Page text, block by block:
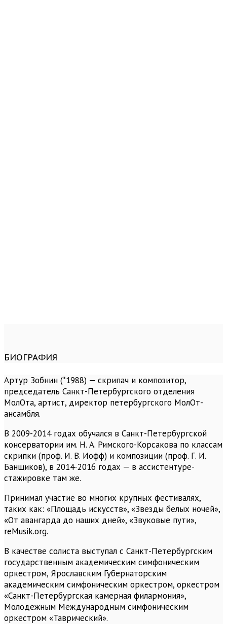
БИОГРАФИЯ
Артур Зобнин (*1988) — cкрипач и композитор,
председатель Санкт-Петербургского отделения
МолОта, артист, директор петербургского МолОт-
ансамбля.
В 2009-2014 годах обучался в Санкт-Петербургской
консерватории им. Н. А. Римского-Корсакова по классам
скрипки (проф. И. В. Иофф) и композиции (проф. Г. И.
Банщиков), в 2014-2016 годах — в ассистентуре-
стажировке там же.
Принимал участие во многих крупных фестивалях,
таких как: «Площадь искусств», «Звезды белых ночей»,
«От авангарда до наших дней», «Звуковые пути»,
reMusik.org.
В качестве солиста выступал с Санкт-Петербургским
государственным академическим симфоническим
оркестром, Ярославским Губернаторским
академическим симфоническим оркестром, оркестром
«Санкт-Петербургская камерная филармония»,
Молодежным Международным симфоническим
оркестром «Таврический».